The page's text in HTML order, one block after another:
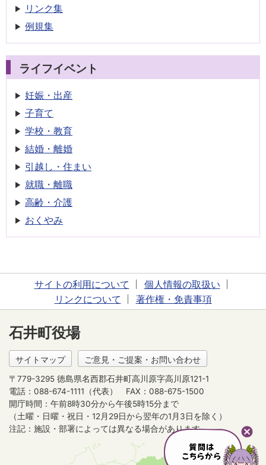
リンク集
例規集
ライフイベント
妊娠・出産
子育て
学校・教育
結婚・離婚
引越し・住まい
就職・離職
高齢・介護
おくやみ
サイトの利用について
個人情報の取扱い
リンクについて
著作権・免責事項
石井町役場
サイトマップ ご意見・ご提案・お問い合わせ
〒779-3295 徳島県名西郡石井町高川原字高川原121-1
電話：088-674-1111（代表）
FAX：088-675-1500
開庁時間：午前8時30分から午後5時15分まで
（土曜・日曜・祝日・12月29日から翌年の1月3日を除く）
注記：施設・部署によっては異なる場合があります。